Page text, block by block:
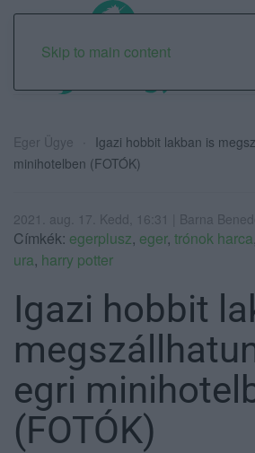
Skip to main content
Eger Ügye
Igazi hobbit lakban is
minihotelben (FOTÓK)
2021. aug. 17. Kedd, 16:31 | Barna
Címkék: egerplusz, eger, trónok harca
ura, harry potter
Igazi hobbit
egri
(FOTÓK)